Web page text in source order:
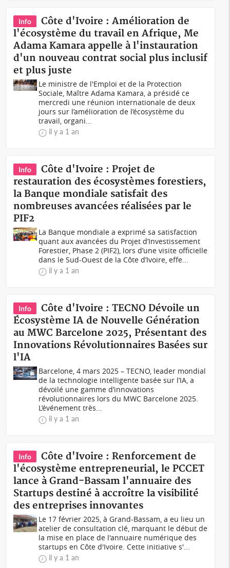
Info
Côte d'Ivoire : Amélioration de
l'écosystème du travail en Afrique, Me
Adama Kamara appelle à l'instauration
d'un nouveau contrat social plus inclusif
et plus juste
Le ministre de l'Emploi et de la Protection
Sociale, Maître Adama Kamara, a présidé ce
mercredi une réunion internationale de deux
jours sur l’amélioration de l’écosystème du
travail, organi...
il y a 1 an
Info
Côte d'Ivoire : Projet de
restauration des écosystèmes forestiers,
la Banque mondiale satisfait des
nombreuses avancées réalisées par le
PIF2
La Banque mondiale a exprimé sa satisfaction
quant aux avancées du Projet d’Investissement
Forestier, Phase 2 (PIF2), lors d’une visite officielle
dans le Sud-Ouest de la Côte d’Ivoire, effe...
il y a 1 an
Info
Côte d'Ivoire : TECNO Dévoile un
Écosystème IA de Nouvelle Génération
au MWC Barcelone 2025, Présentant des
Innovations Révolutionnaires Basées sur
l'IA
Barcelone, 4 mars 2025 – TECNO, leader mondial
de la technologie intelligente basée sur l’IA, a
dévoilé une gamme d’innovations
révolutionnaires lors du MWC Barcelone 2025.
L’événement très...
il y a 1 an
Info
Côte d'Ivoire : Renforcement de
l'écosystème entrepreneurial, le PCCET
lance à Grand-Bassam l'annuaire des
Startups destiné à accroître la visibilité
des entreprises innovantes
Le 17 février 2025, à Grand-Bassam, a eu lieu un
atelier de consultation clé, marquant le début de
la mise en place de l'annuaire numérique des
startups en Côte d'Ivoire. Cette initiative s'...
il y a 1 an